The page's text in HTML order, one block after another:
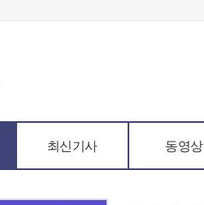
최신기사 동영상